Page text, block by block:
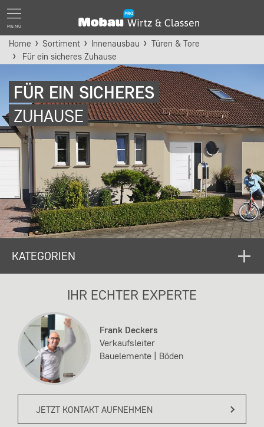
MENÜ
Home Sortiment Innenausbau
Türen & Tore
Für ein sicheres Zuhause
FÜR EIN SICHERES
ZUHAUSE
KATEGORIEN
IHR ECHTER EXPERTE
Frank Deckers
Verkaufsleiter
Bauelemente | Böden
JETZT KONTAKT AUFNEHMEN